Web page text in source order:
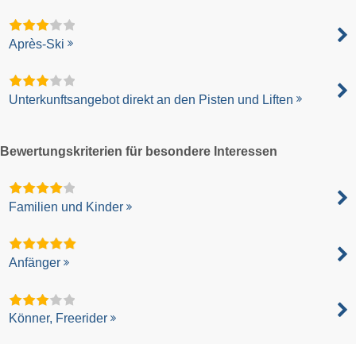
Après-Ski
Unterkunftsangebot direkt an den Pisten und Liften
Bewertungskriterien für besondere Interessen
Familien und Kinder
Anfänger
Könner, Freerider